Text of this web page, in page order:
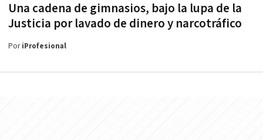
Una cadena de gimnasios, bajo la lupa de la
Justicia por lavado de dinero y narcotráfico
PoriProfesional